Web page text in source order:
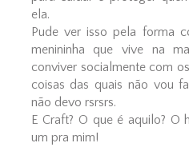
ela.
Pude ver isso pela forma
menininha que vive na
conviver socialmente com
coisas das quais não vou
não devo rsrsrs.
E Craft? O que é aquilo? O
um pra mim!